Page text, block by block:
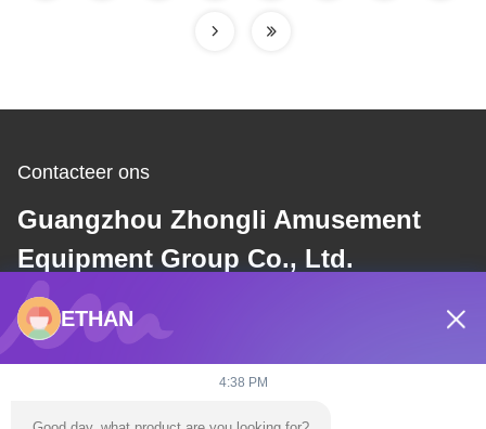
Contacteer ons
Guangzhou Zhongli Amusement
Equipment Group Co., Ltd.
E-mail
dannie@zhongliyoule.com
ETHAN
4:38 PM